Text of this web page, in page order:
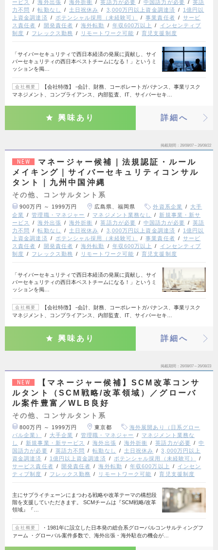
ービス
海外出張 海外折衝 英語力が必要 中国語力が必要
英語
力不問
転勤なし 土日祝休み 3,000万円以上資金調達済
1億円以
上資金調達済
ポテンシャル採用（未経験可） 事業責任者
サービ
ス責任者
開発責任者 海外転勤 年収600万以上
インセンティブ
制度
フレックス勤務 リモートワーク可能 育児支援制度
「サイバーセキュリティで西日本経済の発展に貢献し、サイ
バーセキュリティの西日本ベストチームになる！」というミ
ッションを掲…
会社概要
【会社特徴】 ‐会計、財務、コーポレートガバナンス、事業リスク
マネジメント、コンプライアンス、内部監査、IT、サイバーセキ…
興味あり 詳細へ
掲載期間 26/08/07～26/08/22
NEW
マネージャー候補｜法規認証・ルール
メイキング｜サイバーセキュリティコンサル
タント｜九州中国沖縄
その他、コンサルタント系
900万円 ～ 1999万円 広島県、福岡県 外資系企業
大手
企業
管理職・マネジャー マネジメント業務なし
新規事業・新サ
ービス
海外出張 海外折衝 英語力が必要 中国語力が必要
英語
力不問
転勤なし 土日祝休み 3,000万円以上資金調達済
1億円以
上資金調達済
ポテンシャル採用（未経験可） 事業責任者
サービ
ス責任者
開発責任者 海外転勤 年収600万以上
インセンティブ
制度
フレックス勤務 リモートワーク可能 育児支援制度
「サイバーセキュリティで西日本経済の発展に貢献し、サイ
バーセキュリティの西日本ベストチームになる！」というミ
ッションを掲…
会社概要
【会社特徴】 ‐会計、財務、コーポレートガバナンス、事業リスク
マネジメント、コンプライアンス、内部監査、IT、サイバーセキ…
興味あり 詳細へ
掲載期間 26/08/07～26/08/23
NEW
【マネージャー候補】SCM改革コンサ
ルタント（SCM戦略/改革領域）／グローバ
ル案件豊富／WLB良好
その他、コンサルタント系
800万円 ～ 1999万円 東京都
海外展開あり（日系グロー
バル企業）
大手企業 管理職・マネジャー
マネジメント業務な
し
新規事業・新サービス 海外出張 海外折衝 英語力が必要
中
国語力が必要
英語力不問 転勤なし 土日祝休み
3,000万円以上
資金調達済
1億円以上資金調達済
ポテンシャル採用（未経験可）
サービス責任者
開発責任者 海外転勤 年収600万以上
インセン
ティブ制度
フレックス勤務 リモートワーク可能 育児支援制度
主にサプライチェーンにまつわる戦略や改革テーマの構想段
階を支援していただきます。 SCMチームは『SCM戦略/改革
領域』『…
会社概要
・1981年に設立した日本発の総合系グローバルコンサルティングフ
ァーム ・グローバル案件多数で、海外出張・海外駐在の機会が…